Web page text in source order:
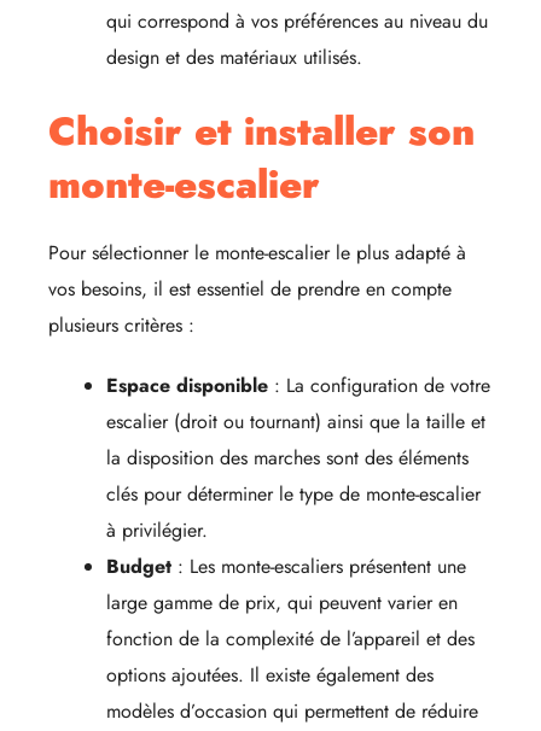
qui correspond à vos préférences au niveau du
design et des matériaux utilisés.
Choisir et installer son
monte-escalier
Pour sélectionner le monte-escalier le plus adapté à
vos besoins, il est essentiel de prendre en compte
plusieurs critères :
Espace disponible : La configuration de votre
escalier (droit ou tournant) ainsi que la taille et
la disposition des marches sont des éléments
clés pour déterminer le type de monte-escalier
à privilégier.
Budget : Les monte-escaliers présentent une
large gamme de prix, qui peuvent varier en
fonction de la complexité de l’appareil et des
options ajoutées. Il existe également des
modèles d’occasion qui permettent de réduire